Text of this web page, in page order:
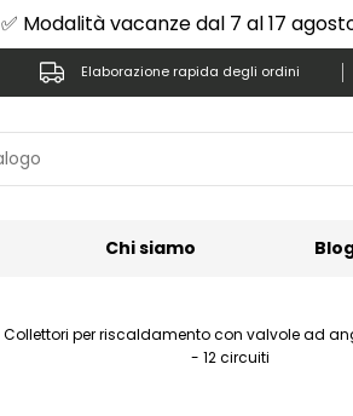
✅ Modalità vacanze dal 7 al 17
Elaborazione rapida degli ordini
Chi siamo
Collettori per riscaldamento con valvole ad
- 12 circuiti